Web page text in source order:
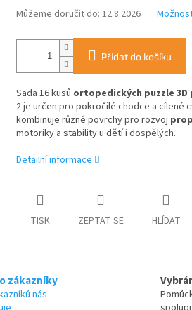
Můžeme doručit do: 12.8.2026
Přidat do košíku
Sada 16 kusů ortopedických puzzle 3D
2 je určen pro pokročilé chodce a cílené
kombinuje různé povrchy pro rozvoj
motoriky a stability u dětí i dospělých.
Detailní informace
TISK ZEPTAT SE HLÍDAT
zákazníky
nás